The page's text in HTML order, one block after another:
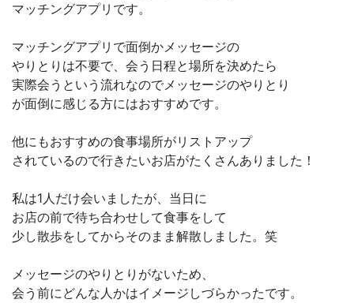
マッチングアプリです。
マッチングアプリで面倒かメッセージの
やりとりは不要で、会う日程と場所を決めたら
実際会うという流れなのでメッセージのやりとり
が面倒に感じる方にはおすすめです。
他にもおすすめの食事場所がリストアップ
されているので行きたいお店がたくさんありました！
私は1人だけ会いましたが、当日に
お店の前で待ち合わせして食事をして
少し散歩をしてからそのまま解散しました。笑
メッセージのやりとりがないため、
会う前にどんな人かはイメージしづらかったです。